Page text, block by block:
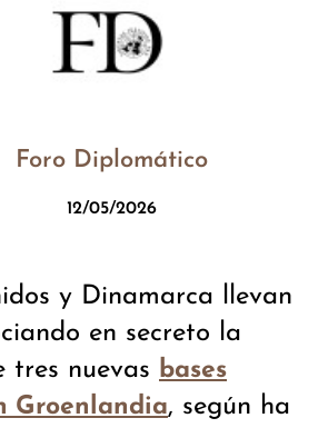
Foro Diplomático
12/05/2026
y Dinamarca llevan
en secreto la
tres nuevas bases
Groenlandia, según ha